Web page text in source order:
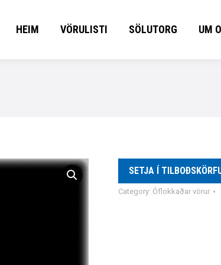
HEIM VÖRULISTI SÖLUTORG UM
SETJA Í
Category: Óflokkaðar vörur